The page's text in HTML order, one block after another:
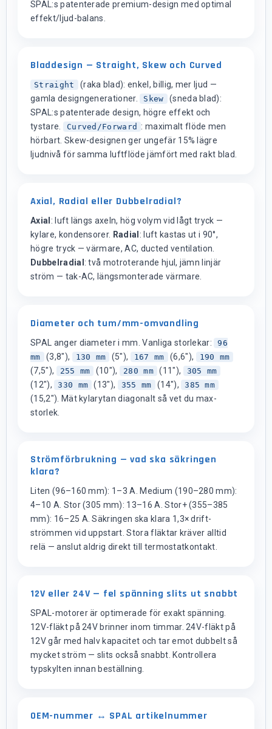
SPAL:s patenterade premium-design med optimal
effekt/ljud-balans.
Bladdesign — Straight, Skew och Curved
Straight
(raka blad): enkel, billig, mer ljud —
gamla designgenerationer.
Skew
(sneda blad):
SPAL:s patenterade design, högre effekt och
tystare.
Curved/Forward : maximalt flöde men
hörbart. Skew-designen ger ungefär 15% lägre
ljudnivå för samma luftflöde jämfört med rakt blad.
Axial, Radial eller Dubbelradial?
Axial : luft längs axeln, hög volym vid lågt tryck —
kylare, kondensorer. Radial : luft kastas ut i 90°,
högre tryck — värmare, AC, ducted ventilation.
Dubbelradial : två motroterande hjul, jämn linjär
ström — tak-AC, längsmonterade värmare.
Diameter och tum/mm-omvandling
SPAL anger diameter i mm. Vanliga storlekar:
96
mm
(3,8"), 130 mm (5"), 167 mm (6,6"), 190 mm
(7,5"), 255 mm (10"), 280 mm (11"), 305 mm
(12"), 330 mm (13"), 355 mm (14"), 385 mm
(15,2"). Mät kylarytan diagonalt så vet du max-
storlek.
Strömförbrukning — vad ska säkringen
klara?
Liten (96–160 mm): 1–3 A. Medium (190–280 mm):
4–10 A. Stor (305 mm): 13–16 A. Stor+ (355–385
mm): 16–25 A. Säkringen ska klara 1,3× drift-
strömmen vid uppstart. Stora fläktar kräver alltid
relä — anslut aldrig direkt till termostatkontakt.
12V eller 24V — fel spänning slits ut snabbt
SPAL-motorer är optimerade för exakt spänning.
12V-fläkt på 24V brinner inom timmar. 24V-fläkt på
12V går med halv kapacitet och tar emot dubbelt så
mycket ström — slits också snabbt. Kontrollera
typskylten innan beställning.
OEM-nummer ↔ SPAL artikelnummer